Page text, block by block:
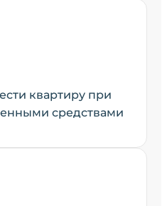
квартиру при
средствами